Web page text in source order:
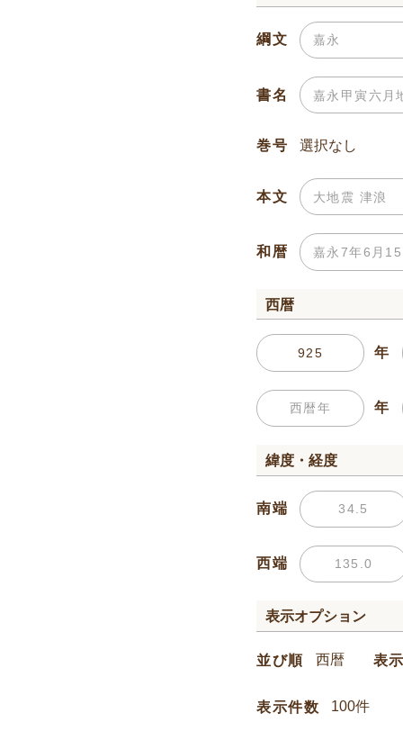
綱文
書名
巻号
本文
和暦
西暦
年
年
緯度・経度
南端
西端
表示オプション
並び順 表
表示件数